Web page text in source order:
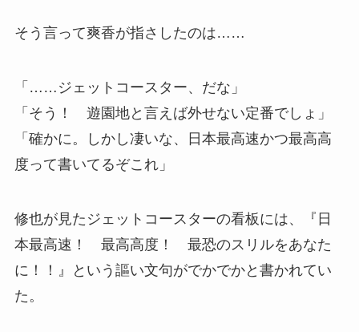
そう言って爽香が指さしたのは……
「……ジェットコースター、だな」
「そう！ 遊園地と言えば外せない定番でしょ」
「確かに。しかし凄いな、日本最高速かつ最高高
度って書いてるぞこれ」
修也が見たジェットコースターの看板には、『日
本最高速！ 最高高度！ 最恐のスリルをあなた
に！！』という謳い文句がでかでかと書かれてい
た。